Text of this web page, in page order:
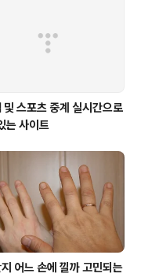
아오
돌
및 스포츠 중계 실시간으로
는 사이트
어느 손에 낄까 고민되는